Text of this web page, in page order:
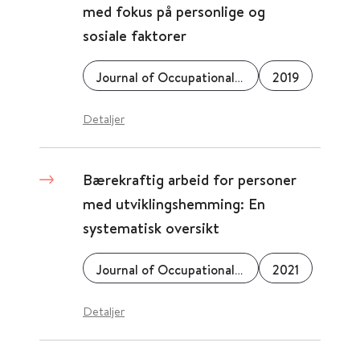
med fokus på personlige og
sosiale faktorer
Journal of Occupational Rehabilitation 2019
Detaljer
Bærekraftig arbeid for personer
med utviklingshemming: En
systematisk oversikt
Journal of Occupational Rehabilitation 2021
Detaljer